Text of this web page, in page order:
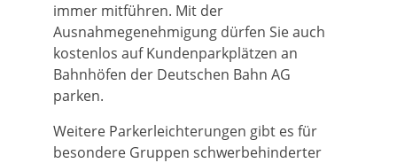
immer mitführen. Mit der
Ausnahmegenehmigung dürfen Sie auch
kostenlos auf Kundenparkplätzen an
Bahnhöfen der Deutschen Bahn AG
parken.
Weitere Parkerleichterungen gibt es für
besondere Gruppen schwerbehinderter